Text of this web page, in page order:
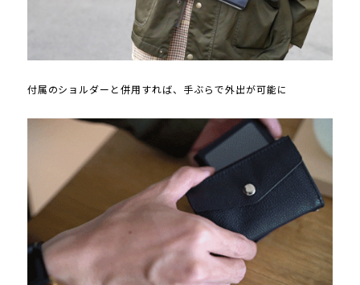
付属のショルダーと併用すれば、手ぶらで外出が可能に